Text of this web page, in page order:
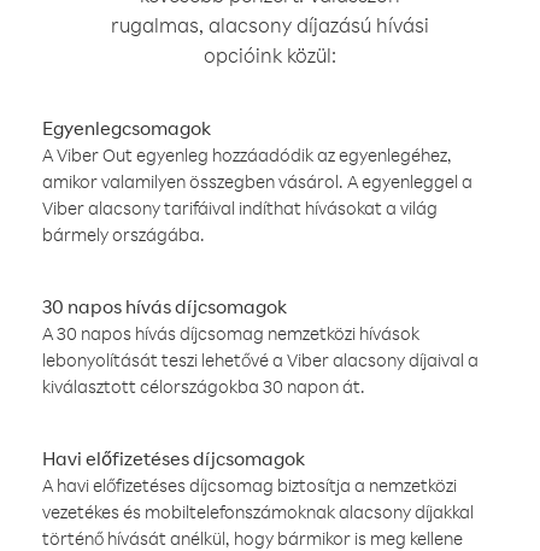
rugalmas, alacsony díjazású hívási
opcióink közül:
Egyenlegcsomagok
A Viber Out egyenleg hozzáadódik az egyenlegéhez,
amikor valamilyen összegben vásárol. A egyenleggel a
Viber alacsony tarifáival indíthat hívásokat a világ
bármely országába.
30 napos hívás díjcsomagok
A 30 napos hívás díjcsomag nemzetközi hívások
lebonyolítását teszi lehetővé a Viber alacsony díjaival a
kiválasztott célországokba 30 napon át.
Havi előfizetéses díjcsomagok
A havi előfizetéses díjcsomag biztosítja a nemzetközi
vezetékes és mobiltelefonszámoknak alacsony díjakkal
történő hívását anélkül, hogy bármikor is meg kellene